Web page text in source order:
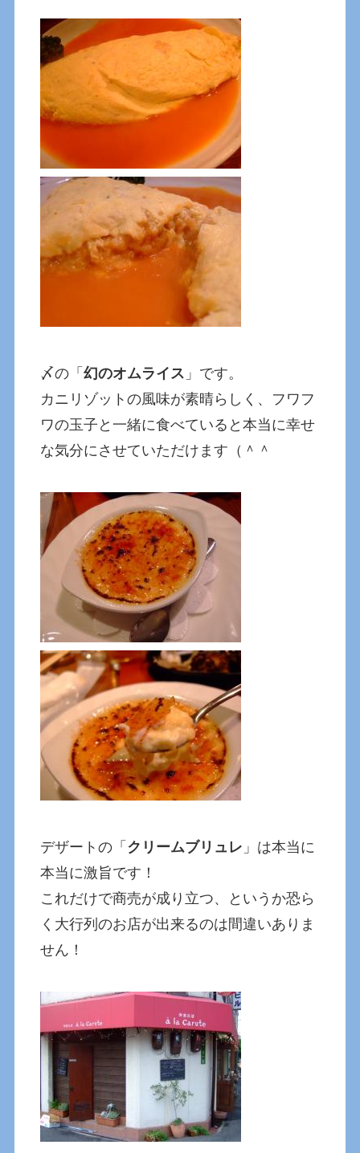
〆の「幻のオムライス 」です。
カニリゾットの風味が素晴らしく、フワフ
ワの玉子と一緒に食べていると本当に幸せ
な気分にさせていただけます（＾＾
デザートの「 クリームブリュレ 」は本当に
本当に激旨です！
これだけで商売が成り立つ、というか恐ら
く大行列のお店が出来るのは間違いありま
せん！